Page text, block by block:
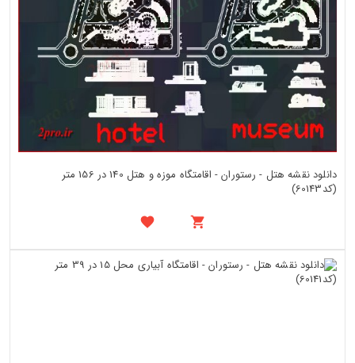
دانلود نقشه هتل - رستوران - اقامتگاه موزه و هتل 140 در 156 متر
(کد60143)